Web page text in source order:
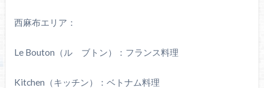
西麻布エリア：
Le Bouton（ル ブトン）：フランス料理
Kitchen（キッチン）：ベトナム料理